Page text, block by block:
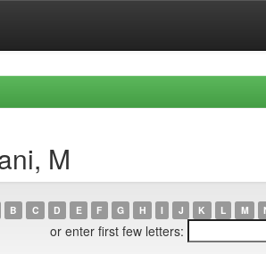
M
B C D E F G H I J K L M
or enter first few letters: